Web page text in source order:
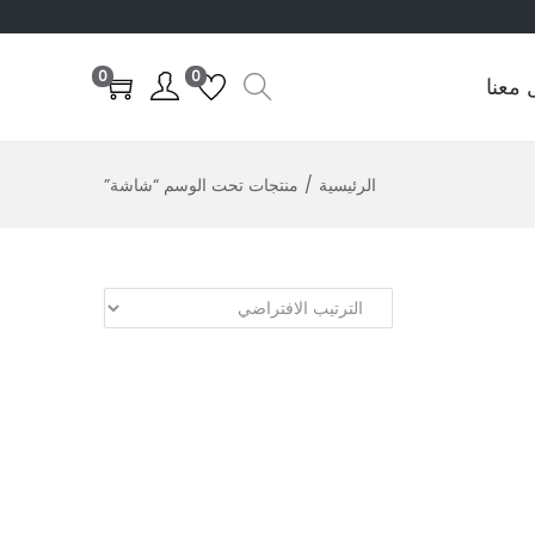
معنا 0
0
الرئيسية / منتجات تحت الوسم “شاشة”